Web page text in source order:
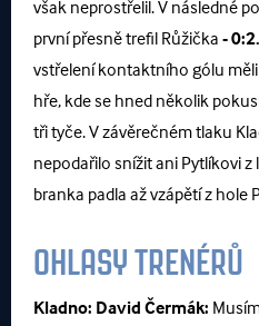
však neprostřelil. V následné
první přesně trefil Růžička - 0:2.
vstřelení kontaktního gólu měli
hře, kde se hned několik
tři tyče. V závěrečném tlaku
nepodařilo snížit ani Pytlíkovi z
branka padla až vzápětí z hole
OHLASY TRENÉRŮ
Kladno: David Čermák: